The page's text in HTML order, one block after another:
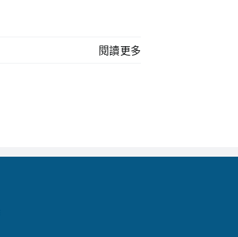
閱讀更多